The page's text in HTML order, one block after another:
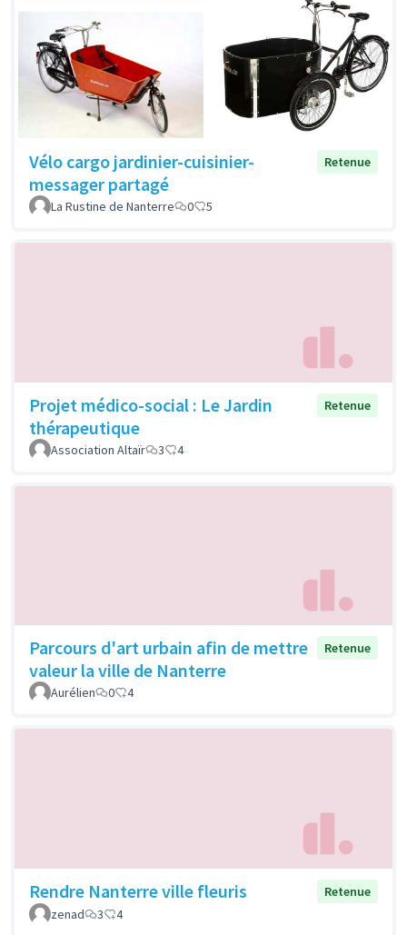
Vélo cargo jardinier-cuisinier-
messager partagé
Retenue
La Rustine de Nanterre 0 5
Projet médico-social : Le Jardin
thérapeutique
Retenue
Association Altaïr 3 4
Parcours d'art urbain afin de mettre
valeur la ville de Nanterre
Retenue
Aurélien 0 4
Rendre Nanterre ville fleuris
Retenue
zenad
3 4